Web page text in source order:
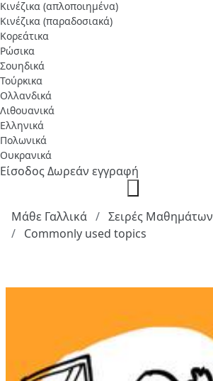
Κινέζικα (απλοποιημένα)
Κινέζικα (παραδοσιακά)
Κορεάτικα
Ρώσικα
Σουηδικά
Τούρκικα
Ολλανδικά
Λιθουανικά
Ελληνικά
Πολωνικά
Ουκρανικά
ΕίσοδοςΔωρεάν εγγραφή
Μάθε Γαλλικά
Σειρές Μαθημάτων
Commonly used topics